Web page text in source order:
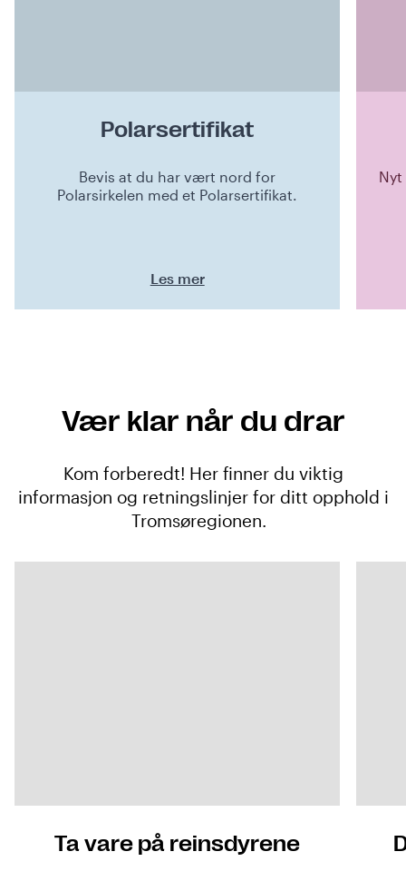
Polarsertifikat
Bevis at du har vært nord for
Polarsirkelen med et Polarsertifikat.
Les mer
Nyt
Vær klar når du drar
Kom forberedt! Her finner du viktig
informasjon og retningslinjer for ditt opphold i
Tromsøregionen.
Ta vare på reinsdyrene